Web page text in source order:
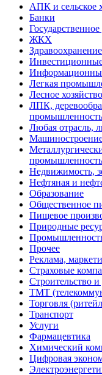
АПК и сельское
Банки
ЖКХ
Здравоохранение
Легкая
Лесное
ЛПК,
промышленность
Любая отрасль,
Недвижимость,
Нефтяная и
Образование
Общественное
Пищевое
Природные
Прочее
Реклама,
Страховые
Строительство
ТМТ
Торговля
Транспорт
Услуги
Фармацевтика
Химический
Цифровая